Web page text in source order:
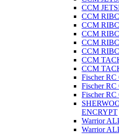
CCM
CCM
CCM
CCM
CCM
CCM
CCM
CCM
Fischer RC
Fischer
Fischer
ENCRYPT
Warrior
Warrior